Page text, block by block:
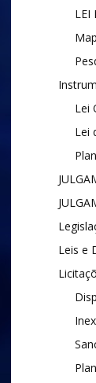
LEI
Lei
Lei
Leis e